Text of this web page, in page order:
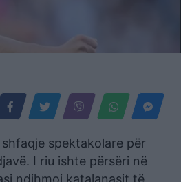
spektakolare për
I riu ishte përsëri në
ndihmoi katalanasit të